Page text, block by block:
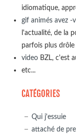
idiomatique,
gif animés avez -
l'actualité, de la
parfois plus drôle
videoBZL, c'est
etc...
CATÉGORIES
Qui j'essuie
attaché de